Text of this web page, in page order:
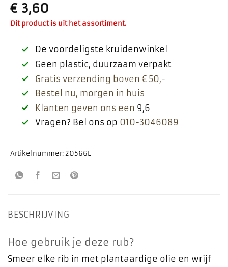
€3,60
Dit product is uit het assortiment.
De voordeligste kruidenwinkel
Geen plastic, duurzaam verpakt
Gratis verzending boven € 50,-
Bestel nu, morgen in huis
Klanten geven ons een 9,6
Vragen? Bel ons op 010-3046089
Artikelnummer:20566L
BESCHRIJVING
Hoe gebruik je deze rub?
Smeer elke rib in met plantaardige olie en wrijf